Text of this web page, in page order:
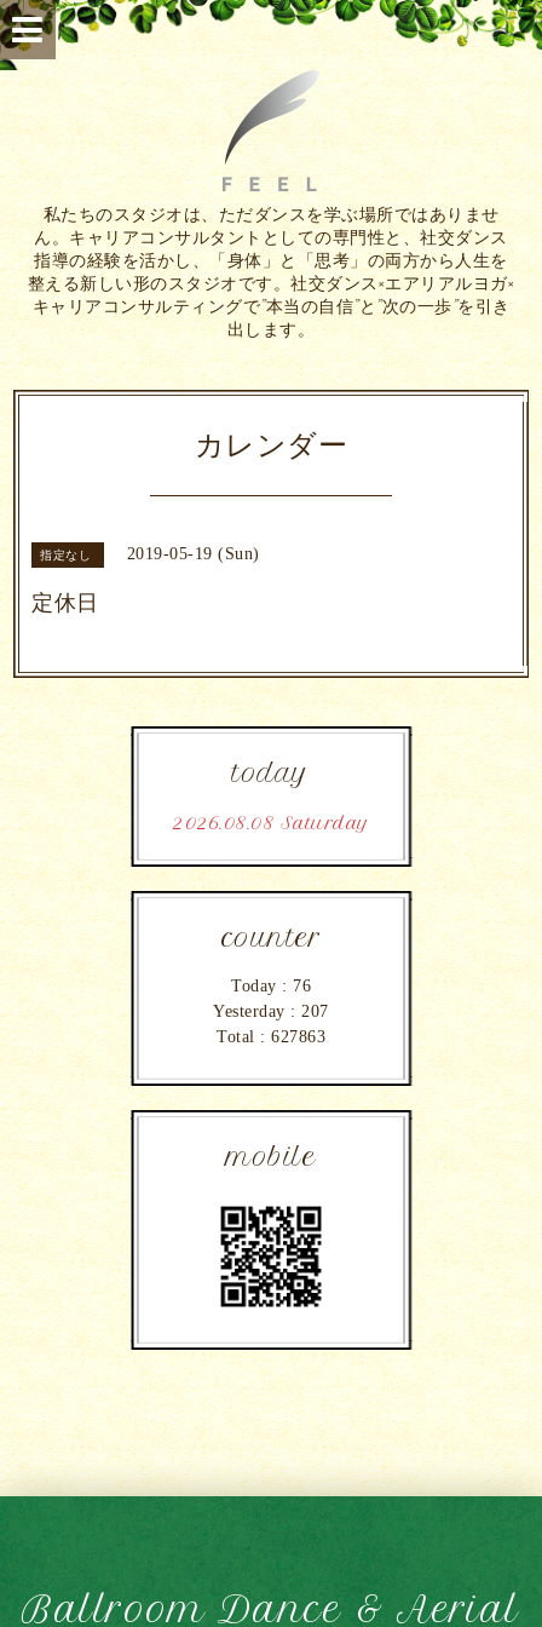
私たちのスタジオは、ただダンスを学ぶ場所ではありませ
ん。キャリアコンサルタントとしての専門性と、社交ダンス
指導の経験を活かし、「身体」と「思考」の両方から人生を
整える新しい形のスタジオです。社交ダンス×エアリアルヨガ×
キャリアコンサルティングで”本当の自信”と”次の一歩”を引き
出します。
カレンダー
指定なし 2019-05-19 (Sun)
定休日
today
2026.08.08 Saturday
counter
Today : 76
Yesterday :207
Total : 627863
mobile
Ballroom Dance & Aerial